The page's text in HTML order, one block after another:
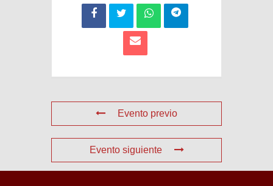
Evento previo
Evento siguiente